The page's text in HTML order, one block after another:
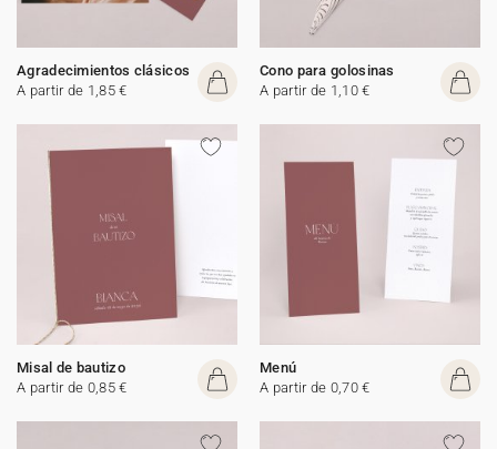
Agradecimientos clásicos
A partir de 1,85 €
Cono para golosinas
A partir de 1,10 €
Misal de bautizo
A partir de 0,85 €
Menú
A partir de 0,70 €